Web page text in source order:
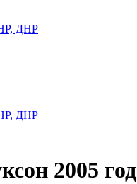
ДНР
ДНР
2005 год